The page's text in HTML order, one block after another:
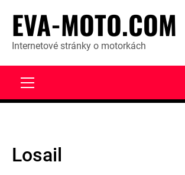
content
EVA-MOTO.COM
Internetové stránky o motorkách
Losail